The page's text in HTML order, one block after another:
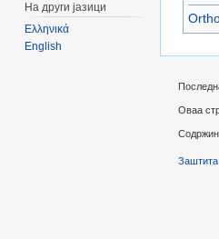
На други јазици
Ελληνικά
English
Оваа
Заштита